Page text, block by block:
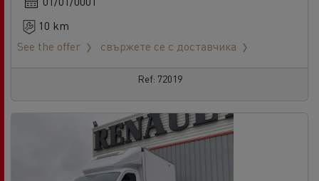
10 km
See the offer
свържете се с доставчика
Ref: 72019